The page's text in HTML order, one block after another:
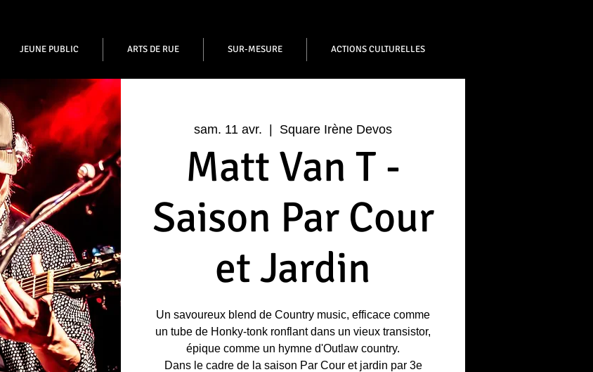
JEUNE PUBLIC ARTS DE RUE SUR-MESURE ACTIONS CULTURELLES
sam. 11 avr. Square Irène Devos
Matt Van T -
Saison Par Cour
et Jardin
Un savoureux blend de Country music, efficace comme
un tube de Honky-tonk ronflant dans un vieux transistor,
épique comme un hymne d'Outlaw country.
Dans le cadre de la saison Par Cour et jardin par 3e